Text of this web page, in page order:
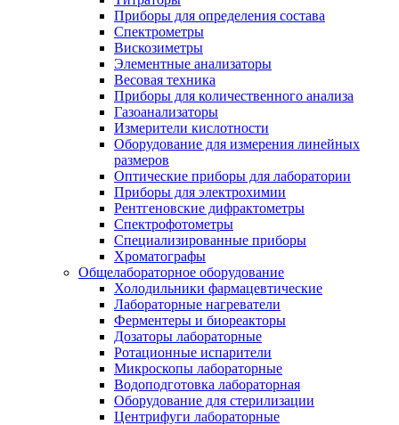
Приборы для определения состава
Спектрометры
Вискозиметры
Элементные анализаторы
Весовая техника
Приборы для количественного анализа
Газоанализаторы
Измерители кислотности
Оборудование для измерения линейных
размеров
Оптические приборы для лаборатории
Приборы для электрохимии
Рентгеновские дифрактометры
Спектрофотометры
Специализированные приборы
Хроматографы
Общелабораторное оборудование
Холодильники фармацевтические
Лабораторные нагреватели
Ферментеры и биореакторы
Дозаторы лабораторные
Ротационные испарители
Микроскопы лабораторные
Водоподготовка лабораторная
Оборудование для стерилизации
Центрифуги лабораторные